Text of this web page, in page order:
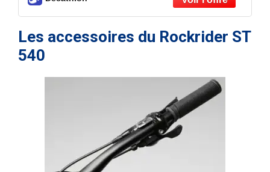
Les accessoires du Rockrider ST
540